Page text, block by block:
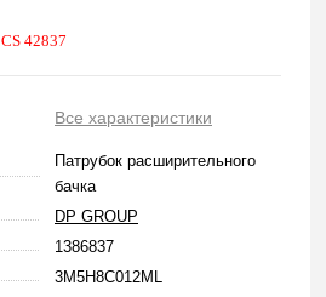
CS 42837
Все характеристики
Патрубок расширительного
бачка
DP GROUP
1386837
3M5H8C012ML